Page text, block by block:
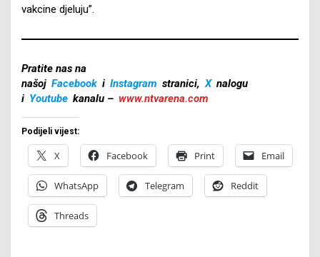
vakcine djeluju”.
Pratite nas na
našoj Facebook i Instagram stranici, X nalogu
i Youtube kanalu – www.ntvarena.com
Podijeli vijest:
X Facebook Print Email
WhatsApp Telegram Reddit
Threads